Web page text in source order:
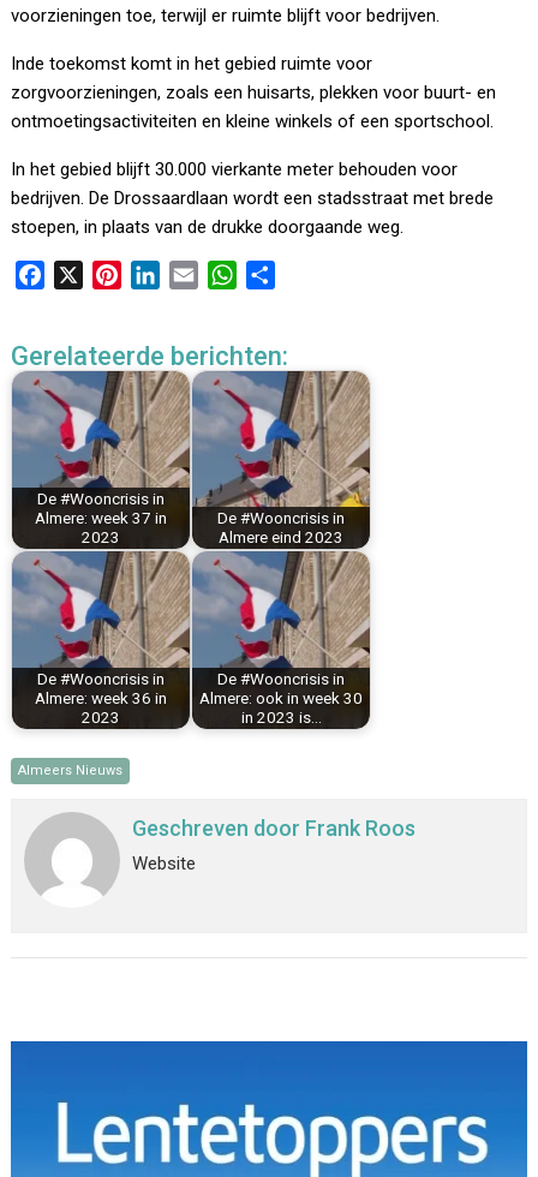
voorzieningen toe, terwijl er ruimte blijft voor bedrijven.
Inde toekomst komt in het gebied ruimte voor
zorgvoorzieningen, zoals een huisarts, plekken voor buurt- en
ontmoetingsactiviteiten en kleine winkels of een sportschool.
In het gebied blijft 30.000 vierkante meter behouden voor
bedrijven. De Drossaardlaan wordt een stadsstraat met brede
stoepen, in plaats van de drukke doorgaande weg.
e
b
o
o
k
t
e
r
e
s
t
k
e
d
I
n
i
l
W
t
s
A
p
p
e
n
Gerelateerde berichten:
De #Wooncrisis in
Almere: week 37 in
2023
De #Wooncrisis in
Almere eind 2023
De #Wooncrisis in
Almere: week 36 in
2023
De #Wooncrisis in
Almere: ook in week 30
in 2023 is…
Almeers Nieuws
Geschreven door Frank Roos
Website